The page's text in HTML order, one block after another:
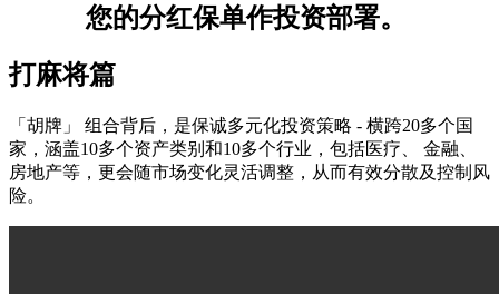
您的分红保单作投资部署。
打麻将篇
「胡牌」 组合背后，是保诚多元化投资策略 - 横跨20多个国
家，涵盖10多个资产类别和10多个行业，包括医疗、 金融、
房地产等，更会随市场变化灵活调整，从而有效分散及控制风
险。